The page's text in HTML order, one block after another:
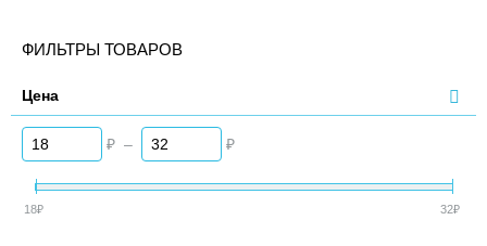
ФИЛЬТРЫ ТОВАРОВ
Цена
₽ – ₽
18₽ 32₽